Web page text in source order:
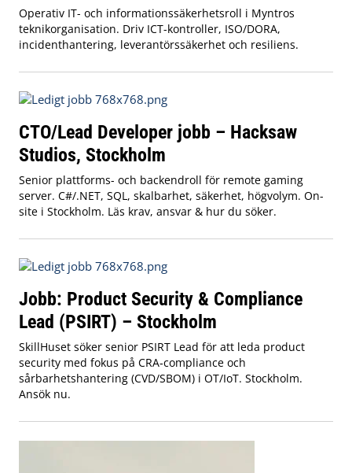
Operativ IT- och informationssäkerhetsroll i Myntros
teknikorganisation. Driv ICT-kontroller, ISO/DORA,
incidenthantering, leverantörssäkerhet och resiliens.
CTO/Lead Developer jobb – Hacksaw
Studios, Stockholm
Senior plattforms- och backendroll för remote gaming
server. C#/.NET, SQL, skalbarhet, säkerhet, högvolym. On-
site i Stockholm. Läs krav, ansvar & hur du söker.
Jobb: Product Security & Compliance
Lead (PSIRT) – Stockholm
SkillHuset söker senior PSIRT Lead för att leda product
security med fokus på CRA‑compliance och
sårbarhetshantering (CVD/SBOM) i OT/IoT. Stockholm.
Ansök nu.